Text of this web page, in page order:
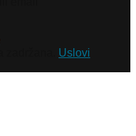
Uslovi